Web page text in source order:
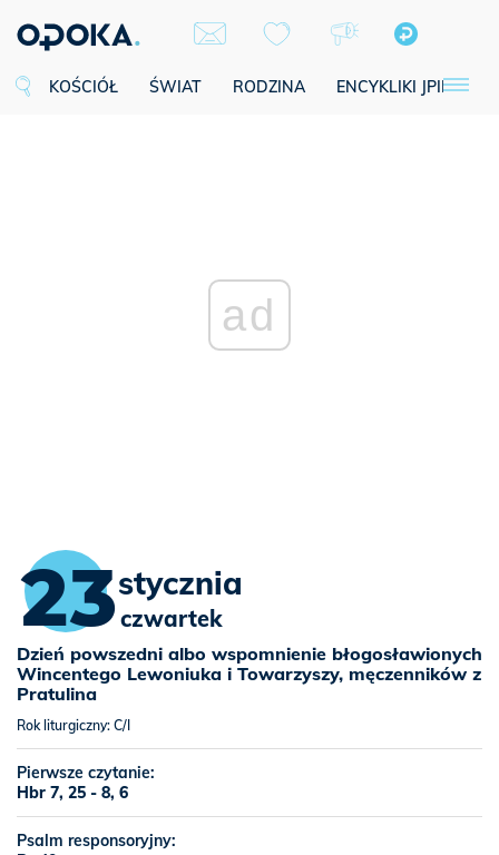
KOŚCIÓŁ ŚWIAT RODZINA ENCYKLIKI JPII
ad
23stycznia
czwartek
Dzień powszedni albo wspomnienie błogosławionych
Wincentego Lewoniuka i Towarzyszy, męczenników z
Pratulina
Rok liturgiczny: C/I
Pierwsze czytanie:
Hbr 7, 25 - 8, 6
Psalm responsoryjny: